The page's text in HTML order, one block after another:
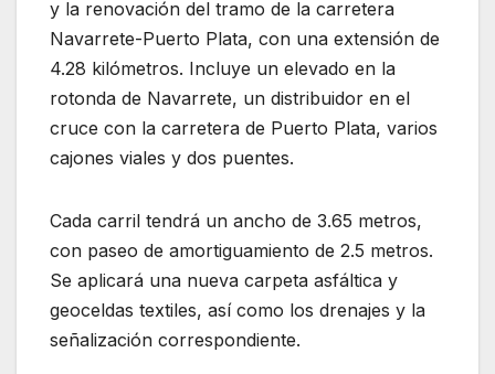
y la renovación del tramo de la carretera
Navarrete-Puerto Plata, con una extensión de
4.28 kilómetros. Incluye un elevado en la
rotonda de Navarrete, un distribuidor en el
cruce con la carretera de Puerto Plata, varios
cajones viales y dos puentes.
Cada carril tendrá un ancho de 3.65 metros,
con paseo de amortiguamiento de 2.5 metros.
Se aplicará una nueva carpeta asfáltica y
geoceldas textiles, así como los drenajes y la
señalización correspondiente.